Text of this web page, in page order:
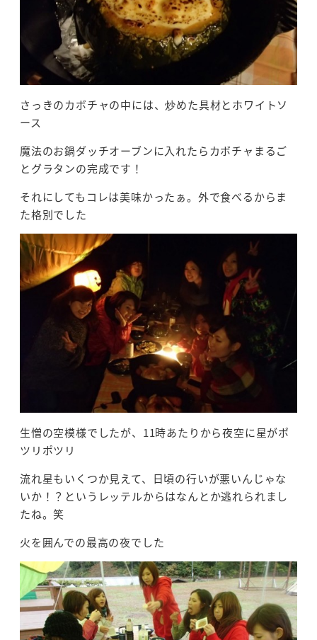
さっきのカボチャの中には、炒めた具材とホワイトソ
ース
魔法のお鍋ダッチオーブンに入れたらカボチャまるご
とグラタンの完成です！
それにしてもコレは美味かったぁ。外で食べるからま
た格別でした
生憎の空模様でしたが、11時あたりから夜空に星がポ
ツリポツリ
流れ星もいくつか見えて、日頃の行いが悪いんじゃな
いか！？というレッテルからはなんとか逃れられまし
たね。笑
火を囲んでの最高の夜でした